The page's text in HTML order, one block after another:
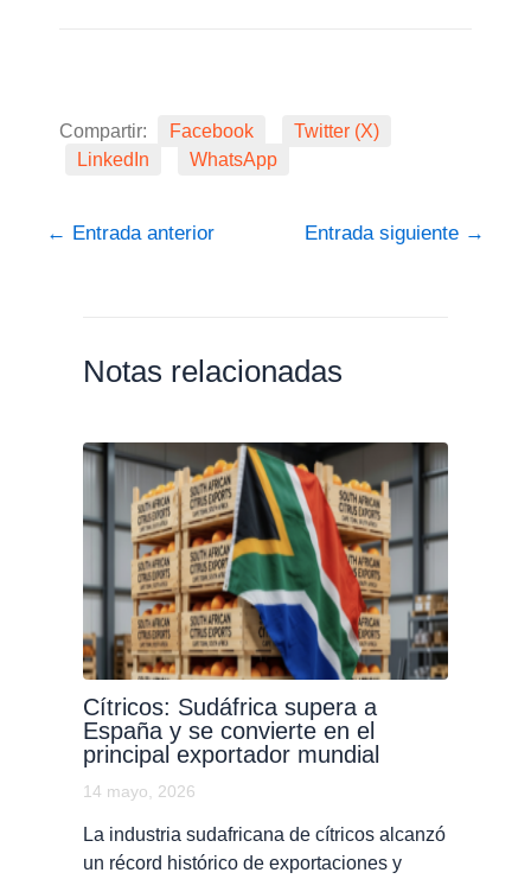
Compartir: Facebook
Twitter (X)
LinkedIn
WhatsApp
← Entrada anterior Entrada siguiente →
Notas relacionadas
Cítricos: Sudáfrica supera a
España y se convierte en el
principal exportador mundial
14 mayo, 2026
La industria sudafricana de cítricos alcanzó
un récord histórico de exportaciones y